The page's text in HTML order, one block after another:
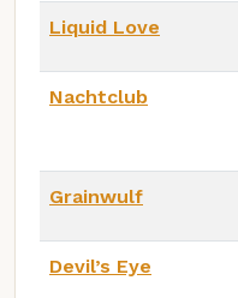
Liquid Love
Nachtclub
Grainwulf
Devil’s Eye